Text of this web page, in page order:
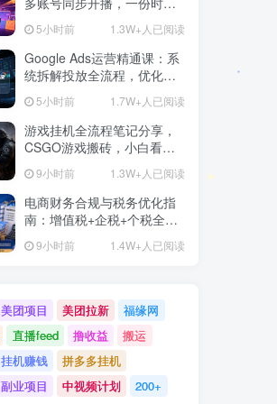
撬动多渠道精准流量
5小时前 1.3W+人已阅读
Google Ads运营精通课：系
统拆解投放全流程，优化账
户提升广告投产回报率
5小时前 1.7W+人已阅读
游戏挂机全流程笔记分享，
CSGO游戏搬砖，小白看了
当天学会见收益
9小时前 1.3W+人已阅读
电商财务合规与税务优化指
南：增值税+企税+个税全覆
盖，财务制度搭建落地纳税
筹划方案
9小时前 1.4W+人已阅读
美团项目 美团拉新
福缘网
直播feed 撸收益
搬运
挂机赚钱
拼多多挂机
副业项目 中视频计划 200+